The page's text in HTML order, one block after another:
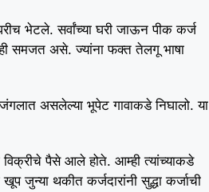
भेटले. सर्वांच्या घरी जाऊन पीक कर्ज
समजत असे. ज्यांना फक्त तेलगू भाषा
असलेल्या भूपेट गावाकडे निघालो. या
पैसे आले होते. आम्ही त्यांच्याकडे
जुन्या थकीत कर्जदारांनी सुद्धा कर्जाची